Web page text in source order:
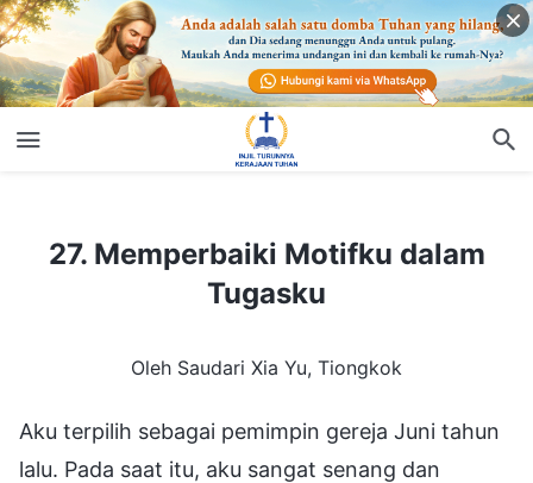
27. Memperbaiki Motifku dalam Tugasku
27. Memperbaiki Motifku dalam
Tugasku
Oleh Saudari Xia Yu, Tiongkok
Aku terpilih sebagai pemimpin gereja Juni tahun
lalu. Pada saat itu, aku sangat senang dan